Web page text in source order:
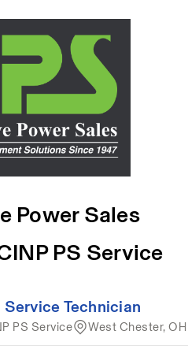
Power Sales
PS Service
Technician
PS Service West Chester, OH